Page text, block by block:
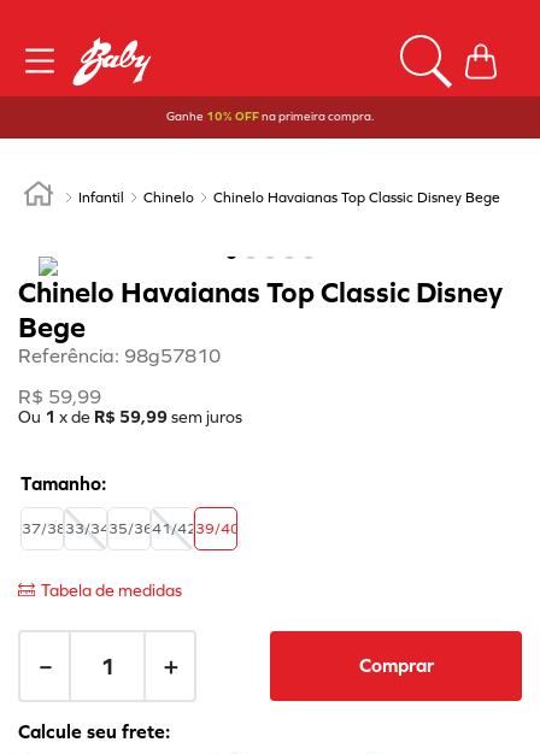
Ganhe 10% OFFna primeira compra.
Infantil Chinelo Chinelo Havaianas Top Classic Disney Bege
Chinelo Havaianas Top Classic Disney
Bege
Referência: 98g57810
R$ 59,99
Ou 1 x de R$ 59,99sem juros
37/38 33/34 35/3641/42 39/40
Tabela de medidas
＋
－ Comprar